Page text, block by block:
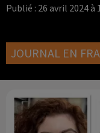
Publié : 26 avril 2024 à
JOURNAL EN